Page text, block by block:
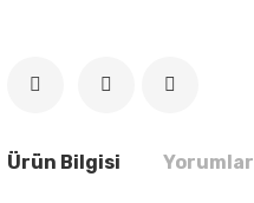
Ürün Bilgisi Yorumlar